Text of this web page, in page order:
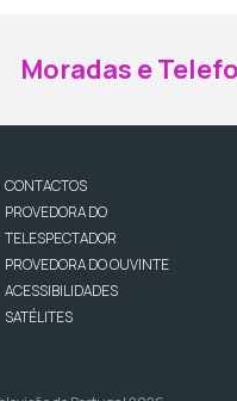
Moradas e
CONTACTOS
PROVEDORA DO
TELESPECTADOR
PROVEDORA DO OUVINTE
ACESSIBILIDADES
SATÉLITES